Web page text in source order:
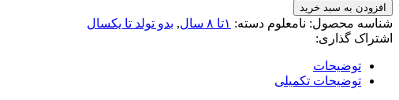
افزودن به سبد خرید
شناسه محصول: نامعلوم دسته: ۱تا ۸ سال , بدو تولد تا یکسال
اشتراک گذاری:
توضیحات
توضیحات تکمیلی